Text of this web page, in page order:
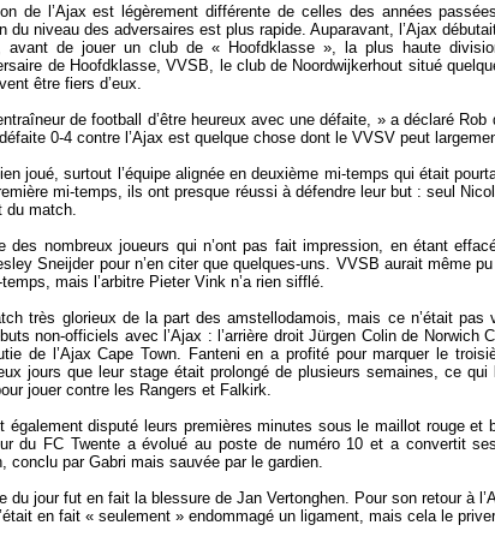
de l’Ajax est légèrement différente de celles des années
du niveau des adversaires est plus rapide. Auparavant, l’Ajax
avant de jouer un club de « Hoofdklasse », la plus haute
de Hoofdklasse, VVSB, le club de Noordwijkerhout situé
être fiers d’eux.
de football d’être heureux avec une défaite, » a déclaré
0-4 contre l’Ajax est quelque chose dont le VVSV peut
joué, surtout l’équipe alignée en deuxième mi-temps qui était
mi-temps, ils ont presque réussi à défendre leur but : seul
du match.
des nombreux joueurs qui n’ont pas fait impression, en étant
Sneijder pour n’en citer que quelques-uns. VVSB aurait même
mais l’arbitre Pieter Vink n’a rien sifflé.
très glorieux de la part des amstellodamois, mais ce n’était
non-officiels avec l’Ajax : l’arrière droit Jürgen Colin de
de l’Ajax Cape Town. Fanteni en a profité pour marquer le
jours que leur stage était prolongé de plusieurs semaines, ce qui
jouer contre les Rangers et Falkirk.
également disputé leurs premières minutes sous le maillot rouge et
du FC Twente a évolué au poste de numéro 10 et a convertit
conclu par Gabri mais sauvée par le gardien.
du jour fut en fait la blessure de Jan Vertonghen. Pour son retour à
en fait « seulement » endommagé un ligament, mais cela le